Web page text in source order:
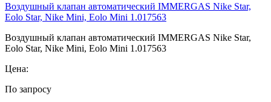
Воздушный клапан автоматический IMMERGAS Nike Star,
Eolo Star, Nike Mini, Eolo Mini 1.017563
Воздушный клапан автоматический IMMERGAS Nike Star,
Eolo Star, Nike Mini, Eolo Mini 1.017563
Цена:
По запросу